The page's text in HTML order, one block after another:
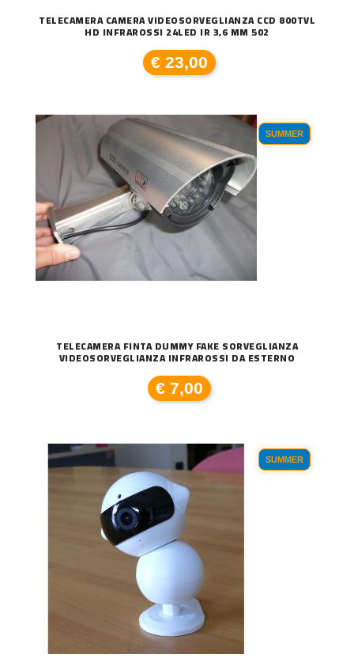
TELECAMERA CAMERA VIDEOSORVEGLIANZA CCD 800TVL
HD INFRAROSSI 24LED IR 3,6 MM 502
€ 23,00
SUMMER
TELECAMERA FINTA DUMMY FAKE SORVEGLIANZA
VIDEOSORVEGLIANZA INFRAROSSI DA ESTERNO
€ 7,00
SUMMER